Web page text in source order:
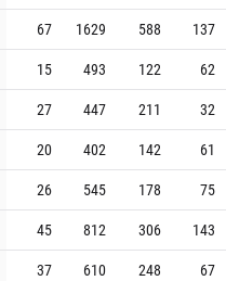
67 1629 588 137
15 493 122 62
27 447 211 32
20 402 142 61
26 545 178 75
45 812 306 143
37 610 248 67